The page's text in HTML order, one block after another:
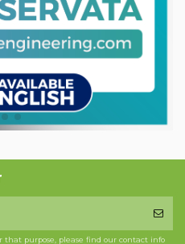
purpose, please find our contact info